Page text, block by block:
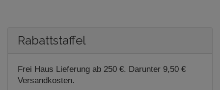
Rabattstaffel
Frei Haus Lieferung ab 250 €. Darunter 9,50 €
Versandkosten.